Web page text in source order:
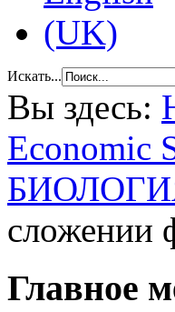
Искать...
Вы здесь:
Economic
сложении
Главное